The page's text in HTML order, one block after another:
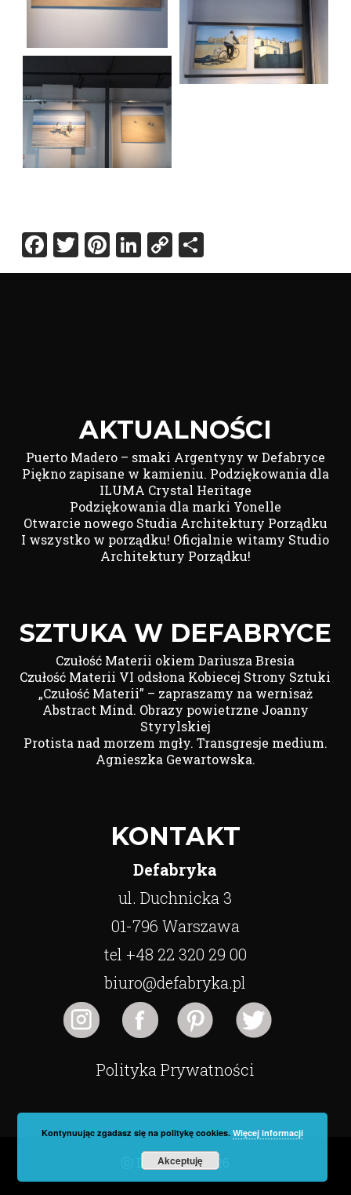
Facebook
Twitter
Pinterest
LinkedIn
Copy
Link
Share
AKTUALNOŚCI
Puerto Madero – smaki Argentyny w Defabryce
Piękno zapisane w kamieniu. Podziękowania dla
ILUMA Crystal Heritage
Podziękowania dla marki Yonelle
Otwarcie nowego Studia Architektury Porządku
I wszystko w porządku! Oficjalnie witamy Studio
Architektury Porządku!
SZTUKA W DEFABRYCE
Czułość Materii okiem Dariusza Bresia
Czułość Materii VI odsłona Kobiecej Strony Sztuki
„Czułość Materii” – zapraszamy na wernisaż
Abstract Mind. Obrazy powietrzne Joanny
Styrylskiej
Protista nad morzem mgły. Transgresje medium.
Agnieszka Gewartowska.
KONTAKT
Defabryka
ul. Duchnicka 3
01-796 Warszawa
tel +48 22 320 29 00
biuro@defabryka.pl
Polityka Prywatności
ⓒ Defabryka 2026
Kontynuując zgadasz się na politykę cookies.Więcej informacji
Akceptuję